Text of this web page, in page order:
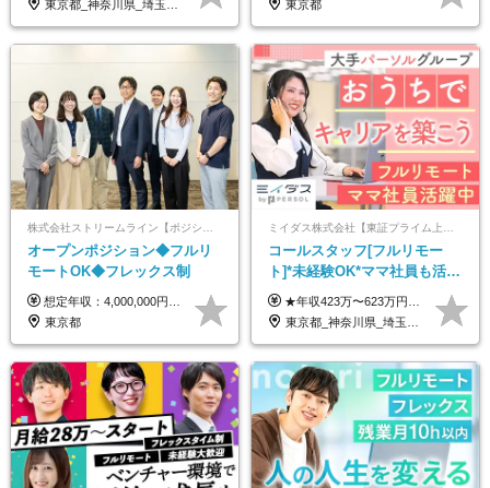
東京都_神奈川県_埼玉県_千葉県_大阪府_愛知県_北海道_青森県_岩手県_宮城県_秋田県_山形県_福島県_茨城県_栃木県_群馬県_新潟県_山梨県_長野県_富山県_石川県_福井県_静岡県_岐阜県_三重県_兵庫県_京都府_滋賀県_奈良県_和歌山県_広島県_岡山県_鳥取県_島根県_山口県_徳島県_香川県_愛媛県_高知県_福岡県_熊本県_佐賀県_長崎県_大分県_宮崎県_鹿児島県_沖縄県 東京都
オープンポジション◆フルリ
モートOK◆フレックス制
想定年収：4,000,000円 ～ 8,000,000円 月給：288,000円 ～ 570,000円 ※ご経験・能力に応じて決定いたします。 ※上記額にはみなし残業代を含みます。 ※超過分は全額支給いたします。 ※みなし残業代 45,000円 ～ 89,050円／月 ※みなし残業時間 20時間／月 ※試用期間：3ヶ月（試用期間中の待遇に差異はありません） 【固定残業代について】 固定残業20時間分（45,000円～89,050円）を含む ※超過分は別途全額支給
東京都
コールスタッフ[フルリモー
ト]*未経験OK*ママ社員も活躍
中*ブランクOK*全国どこでも
働ける
★年収423万〜623万円のモデルあり（想定時間外手当10時間分含む） ★半年に一度ドカンと支給のボーナスあり（半年に1度最大150万円） 月給25万円〜＋各種手当＋インセンティブ ＊リモートワーク手当（4000円/月） ＊リモートワーク一時金（1万5000円） ＊残業手当全額支給 ※経験・スキルにより月給を決定します ※試用期間：2ヵ月あり。期間中の雇用形態・給与・待遇に変更はありません 《頑張りはインセンティブとして還元！》 当社は5段階の評価制度を導入。 半期に1回の評価で最高ランク（5点）を獲得したメンバーには、 150万円のインセンティブを支給！ これが半年に一度のインセンティブとして支給されるため、 成果を出した分だけまとまった収入を得られる仕組みです。 【固定残業代について】 なし（残業代は、実際の労働時間に応じて別途全額支給）
東京都_神奈川県_埼玉県_千葉県_大阪府_愛知県_北海道_青森県_岩手県_宮城県_秋田県_山形県_福島県_茨城県_栃木県_群馬県_新潟県_山梨県_長野県_富山県_石川県_福井県_静岡県_岐阜県_三重県_兵庫県_京都府_滋賀県_奈良県_和歌山県_広島県_岡山県_鳥取県_島根県_山口県_徳島県_香川県_愛媛県_高知県_福岡県_熊本県_佐賀県_長崎県_大分県_宮崎県_鹿児島県_沖縄県